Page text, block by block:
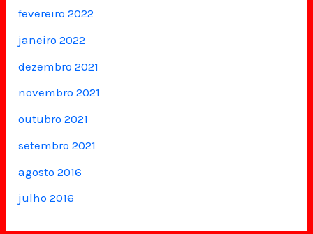
fevereiro 2022
janeiro 2022
dezembro 2021
novembro 2021
outubro 2021
setembro 2021
agosto 2016
julho 2016